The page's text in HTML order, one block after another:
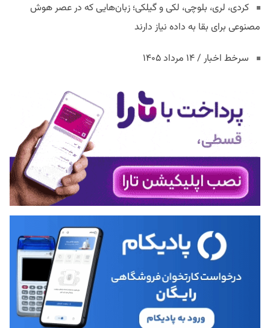
کردی، لری، بلوچی، لکی و گیلکی؛ زبان‌هایی که در عصر هوش
مصنوعی برای بقا به داده نیاز دارند
سرخط اخبار / ۱۴ مرداد ۱۴۰۵